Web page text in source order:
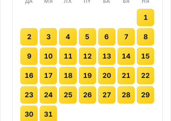
1
2 3 4 5 6 7 8
9 10 11 12 13 14 15
16 17 18 19 20 21 22
23 24 25 26 27 28 29
30 31